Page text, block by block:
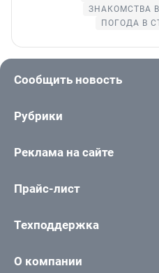
ЗНАКОМСТВА
ПОГОДА В
Сообщить новость
Рубрики
Реклама на сайте
Прайс-лист
Техподдержка
О компании